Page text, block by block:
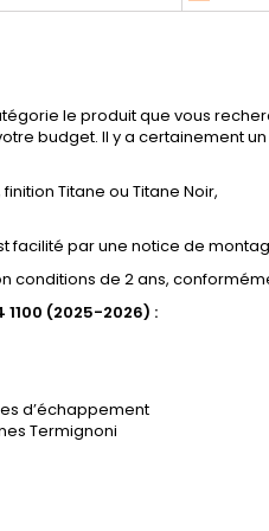
anti-chaleur
Gain de puissance
et réduction...
usage
circuit.
le produit que vous
budget. Il y a certainement
Titane ou Titane Noir,
facilité par une notice de
conditions de 2 ans,
(2025-2026) :
d’échappement
Termignoni